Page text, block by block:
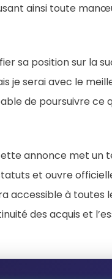
ainsi toute
sa position sur la
je serai avec le
de poursuivre ce
annonce met un
et ouvre
accessible à toutes
des acquis et